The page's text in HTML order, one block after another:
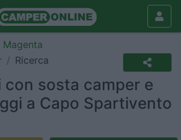
Ricerca
con sosta camper e
a Capo Spartivento